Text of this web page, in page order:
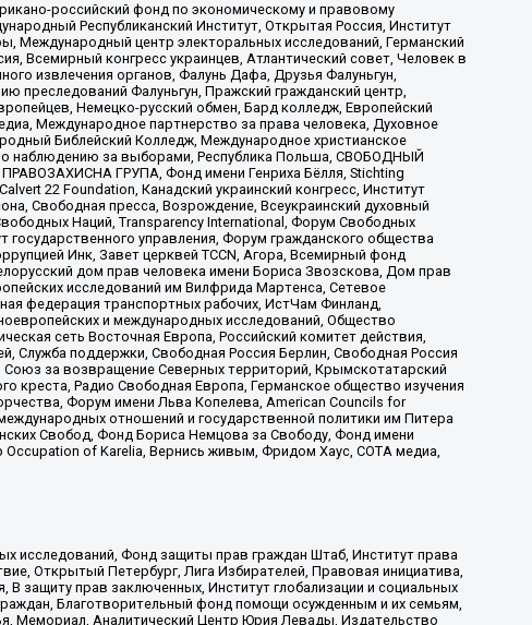
российский фонд по экономическому и правовому
Республиканский Институт, Открытая Россия, Институт
Международный центр электоральных исследований, Германский
Всемирный конгресс украинцев, Атлантический совет, Человек в
извлечения органов, Фалунь Дафа, Друзья Фалуньгун,
преследований Фалуньгун, Пражский гражданский центр,
Немецко-русский обмен, Бард колледж, Европейский
Международное партнерство за права человека, Духовное
Библейский Колледж, Международное христианское
по наблюдению за выборами, Республика Польша, СВОБОДНЫЙ
ГРУПА, Фонд имени Генриха Бёлля, Stichting
22 Foundation, Канадский украинский конгресс, Институт
Свободная пресса, Возрождение, Всеукраинский духовный
Наций, Transparеncy International, Форум Свободных
управления, Форум гражданского общества
Инк, Завет церквей TCCN, Агора, Всемирный фонд
дом прав человека имени Бориса Звозскова, Дом прав
исследований им Вилфрида Мартенса, Сетевое
федерация транспортных рабочих, ИстЧам Финланд,
и международных исследований, Общество
сеть Восточная Европа, Российский комитет действия,
Служба поддержки, Свободная Россия Берлин, Свободная Россия
за возвращение Северных территорий, Крымскотатарский
креста, Радио Свободная Европа, Германское общество изучения
Форум имени Льва Копелева, American Councils for
отношений и государственной политики им Питера
Свобод, Фонд Бориса Немцова за Свободу, Фонд имени
of Karelia, Вернись живым, Фридом Хаус, СОТА медиа,
исследований, Фонд защиты прав граждан Штаб, Институт права
Открытый Петербург, Лига Избирателей, Правовая инициатива,
защиту прав заключенных, Институт глобализации и социальных
Благотворительный фонд помощи осужденным и их семьям,
Мемориал, Аналитический Центр Юрия Левады, Издательство